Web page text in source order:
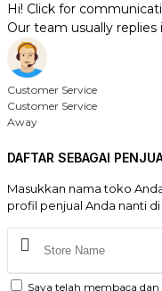
Hi! Click for
Our team usually
Customer Service
Customer Service
Away
DAFTAR SEBAGAI
Masukkan nama toko
profil penjual Anda nanti di
Saya telah membaca